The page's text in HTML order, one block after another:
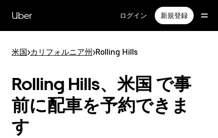
Uber ログイン 新規登録
米国>カリフォルニア州>Rolling Hills
Rolling Hills、米国 で事
前に配車を予約できま
す